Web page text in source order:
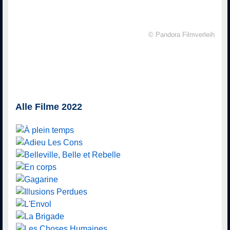
© Pandora Filmverleih
Alle Filme 2022